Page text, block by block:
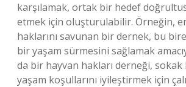
karşılamak, ortak bir hedef
etmek için oluşturulabilir. Örneğin,
haklarını savunan bir dernek, bu
bir yaşam sürmesini sağlamak
da bir hayvan hakları derneği, sokak
yaşam koşullarını iyileştirmek için